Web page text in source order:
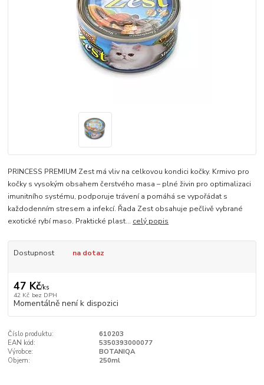
PRINCESS PREMIUM Zest má vliv na celkovou kondici kočky. Krmivo pro
kočky s vysokým obsahem čerstvého masa – plné živin pro optimalizaci
imunitního systému, podporuje trávení a pomáhá se vypořádat s
každodenním stresem a infekcí. Řada Zest obsahuje pečlivě vybrané
exotické rybí maso. Praktické plast... celý popis
Dostupnost na dotaz
47 Kč/ks
42 Kč bez DPH
Momentálně není k dispozici
Číslo produktu:
610203
EAN kód:
5350393000077
Výrobce:
BOTANIQA
Objem:
250ml